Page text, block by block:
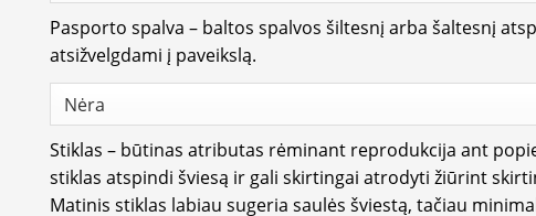
Pasporto spalva – baltos spalvos šiltesnį arba šaltesnį
atsižvelgdami į paveikslą.
Stiklas – būtinas atributas rėminant reprodukcija ant
stiklas atspindi šviesą ir gali skirtingai atrodyti žiūrint
Matinis stiklas labiau sugeria saulės šviestą, tačiau